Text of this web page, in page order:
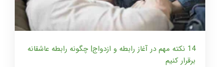
14 نکته مهم در آغاز رابطه و ازدواج| چگونه رابطه عاشقانه
برقرار کنیم